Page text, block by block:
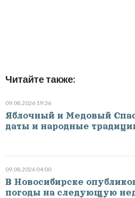
Читайте также:
09.08.2026 19:36
Яблочный и Медовый
даты и народные
09.08.2026 04:00
В Новосибирске
погоды на следующую